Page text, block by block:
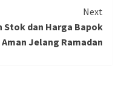
Next
Stok dan Harga Bapok
Aman Jelang Ramadan